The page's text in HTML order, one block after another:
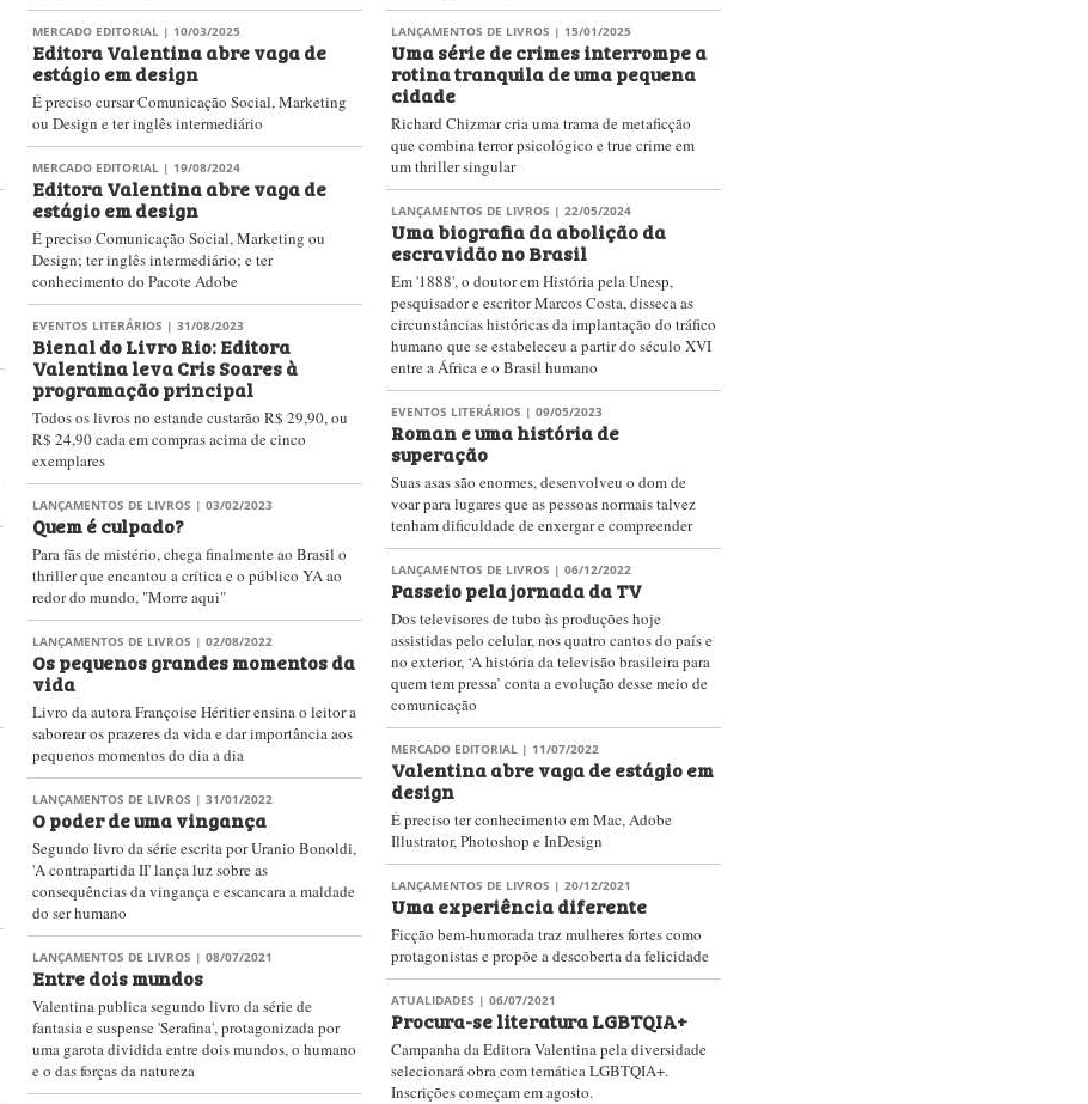
MERCADO EDITORIAL | 10/03/2025
Editora Valentina abre vaga de
estágio em design
É preciso cursar Comunicação Social, Marketing
ou Design e ter inglês intermediário
MERCADO EDITORIAL | 19/08/2024
Editora Valentina abre vaga de
estágio em design
É preciso Comunicação Social, Marketing ou
Design; ter inglês intermediário; e ter
conhecimento do Pacote Adobe
EVENTOS LITERÁRIOS | 31/08/2023
Bienal do Livro Rio: Editora
Valentina leva Cris Soares à
programação principal
Todos os livros no estande custarão R$ 29,90, ou
R$ 24,90 cada em compras acima de cinco
exemplares
LANÇAMENTOS DE LIVROS | 03/02/2023
Quem é culpado?
Para fãs de mistério, chega finalmente ao Brasil o
thriller que encantou a crítica e o público YA ao
redor do mundo, "Morre aqui"
LANÇAMENTOS DE LIVROS | 02/08/2022
Os pequenos grandes momentos da
vida
Livro da autora Françoise Héritier ensina o leitor a
saborear os prazeres da vida e dar importância aos
pequenos momentos do dia a dia
LANÇAMENTOS DE LIVROS | 31/01/2022
O poder de uma vingança
Segundo livro da série escrita por Uranio Bonoldi,
'A contrapartida II' lança luz sobre as
consequências da vingança e escancara a maldade
do ser humano
LANÇAMENTOS DE LIVROS | 08/07/2021
Entre dois mundos
Valentina publica segundo livro da série de
fantasia e suspense 'Serafina', protagonizada por
uma garota dividida entre dois mundos, o humano
e o das forças da natureza
LANÇAMENTOS DE LIVROS | 15/01/2025
Uma série de crimes interrompe a
rotina tranquila de uma pequena
cidade
Richard Chizmar cria uma trama de metaficção
que combina terror psicológico e true crime em
um thriller singular
LANÇAMENTOS DE LIVROS | 22/05/2024
Uma biografia da abolição da
escravidão no Brasil
Em '1888', o doutor em História pela Unesp,
pesquisador e escritor Marcos Costa, disseca as
circunstâncias históricas da implantação do tráfico
humano que se estabeleceu a partir do século XVI
entre a África e o Brasil humano
EVENTOS LITERÁRIOS | 09/05/2023
Roman e uma história de
superação
Suas asas são enormes, desenvolveu o dom de
voar para lugares que as pessoas normais talvez
tenham dificuldade de enxergar e compreender
LANÇAMENTOS DE LIVROS | 06/12/2022
Passeio pela jornada da TV
Dos televisores de tubo às produções hoje
assistidas pelo celular, nos quatro cantos do país e
no exterior, ‘A história da televisão brasileira para
quem tem pressa’ conta a evolução desse meio de
comunicação
MERCADO EDITORIAL | 11/07/2022
Valentina abre vaga de estágio em
design
É preciso ter conhecimento em Mac, Adobe
Illustrator, Photoshop e InDesign
LANÇAMENTOS DE LIVROS | 20/12/2021
Uma experiência diferente
Ficção bem-humorada traz mulheres fortes como
protagonistas e propõe a descoberta da felicidade
ATUALIDADES | 06/07/2021
Procura-se literatura LGBTQIA+
Campanha da Editora Valentina pela diversidade
selecionará obra com temática LGBTQIA+.
Inscrições começam em agosto.